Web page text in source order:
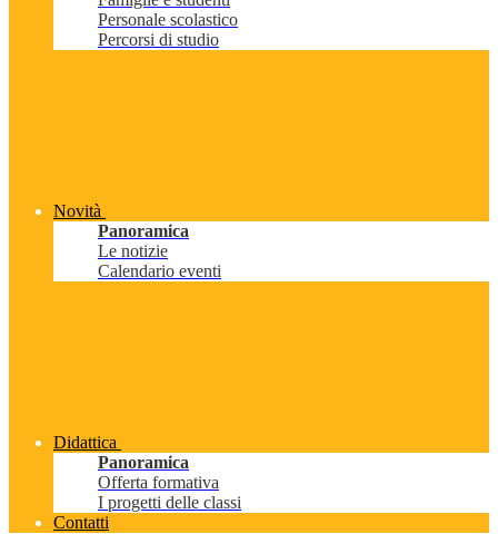
Personale scolastico
Percorsi di studio
Novità
Panoramica
Le notizie
Calendario eventi
Didattica
Panoramica
Offerta formativa
I progetti delle classi
Contatti